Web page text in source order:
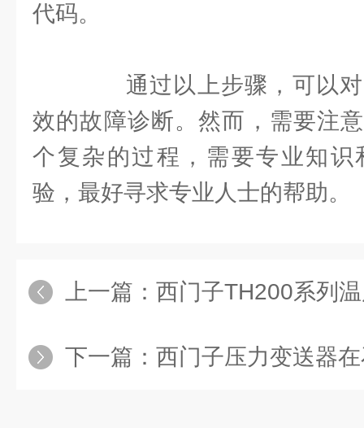
代码。
通过以上步骤，可以对
效的故障诊断。然而，需要注
个复杂的过程，需要专业知识
验，最好寻求专业人士的帮助。
上一篇： 西门子TH200系列温
下一篇： 西门子压力变送器